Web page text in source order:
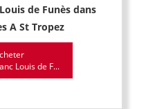
de Funès dans
A St Tropez
Louis de F...